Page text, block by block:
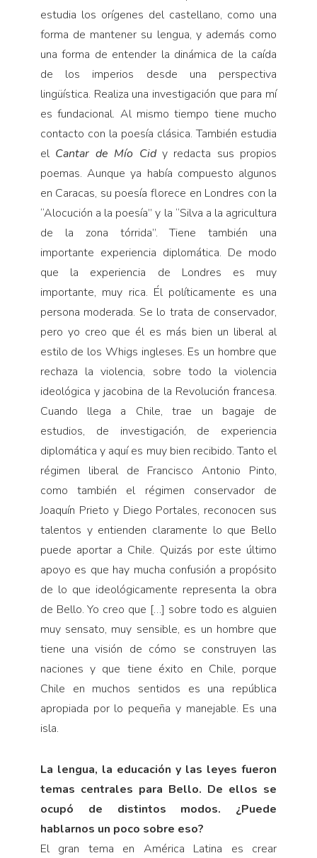
estudia los orígenes del castellano, como una
forma de mantener su lengua, y además como
una forma de entender la dinámica de la caída
de los imperios desde una perspectiva
lingüística. Realiza una investigación que para mí
es fundacional. Al mismo tiempo tiene mucho
contacto con la poesía clásica. También estudia
el Cantar de Mío Cidy redacta sus propios
poemas. Aunque ya había compuesto algunos
en Caracas, su poesía florece en Londres con la
“Alocución a la poesía” y la “Silva a la agricultura
de la zona tórrida”. Tiene también una
importante experiencia diplomática. De modo
que la experiencia de Londres es muy
importante, muy rica. Él políticamente es una
persona moderada. Se lo trata de conservador,
pero yo creo que él es más bien un liberal al
estilo de los Whigs ingleses. Es un hombre que
rechaza la violencia, sobre todo la violencia
ideológica y jacobina de la Revolución francesa.
Cuando llega a Chile, trae un bagaje de
estudios, de investigación, de experiencia
diplomática y aquí es muy bien recibido. Tanto el
régimen liberal de Francisco Antonio Pinto,
como también el régimen conservador de
Joaquín Prieto y Diego Portales, reconocen sus
talentos y entienden claramente lo que Bello
puede aportar a Chile. Quizás por este último
apoyo es que hay mucha confusión a propósito
de lo que ideológicamente representa la obra
de Bello. Yo creo que […] sobre todo es alguien
muy sensato, muy sensible, es un hombre que
tiene una visión de cómo se construyen las
naciones y que tiene éxito en Chile, porque
Chile en muchos sentidos es una república
apropiada por lo pequeña y manejable. Es una
isla.
La lengua, la educación y las leyes fueron
temas centrales para Bello. De ellos se
ocupó de distintos modos. ¿Puede
hablarnos un poco sobre eso?
El gran tema en América Latina es crear